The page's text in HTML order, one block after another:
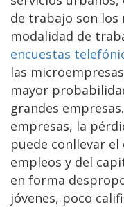
de trabajo son los
modalidad de
encuestas
las
mayor
grandes
empresas, la
puede conllevar
empleos y del
en forma
jóvenes, poco